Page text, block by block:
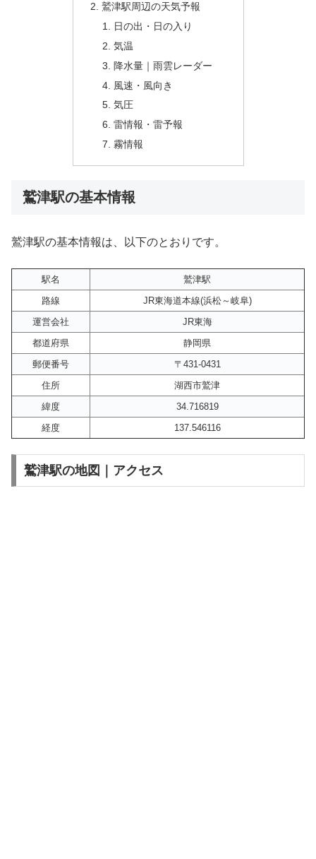
鷲津駅周辺の天気予報
日の出・日の入り
気温
降水量｜雨雲レーダー
風速・風向き
気圧
雷情報・雷予報
霧情報
鷲津駅の基本情報
鷲津駅の基本情報は、以下のとおりです。
駅名
鷲津駅
路線
JR東海道本線(浜松～岐阜)
運営会社
JR東海
都道府県
静岡県
郵便番号
〒431-0431
住所
湖西市鷲津
緯度
34.716819
経度
137.546116
鷲津駅の地図｜アクセス